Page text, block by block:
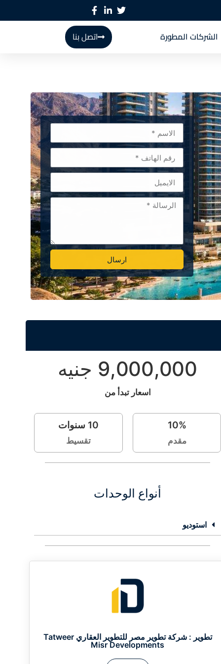
الشركات المطورة اتصل بنا
ارسال
Alternative:
9,000,000 جنيه
اسعار تبدأ من
10%
مقدم
10 سنوات
تقسيط
أنواع الوحدات
استوديو
تطوير :
شركة تطوير مصر للتطوير العقاري Tatweer
Misr Developments